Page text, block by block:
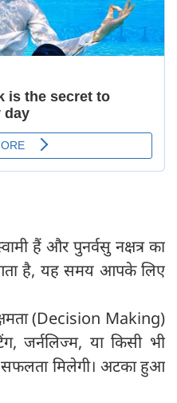
हैं और पुनर्वसु नक्षत्र का
है, यह समय आपके लिए
(Decision Making)
जर्नलिज्म, या किसी भी
सफलता मिलेगी। अटका हुआ